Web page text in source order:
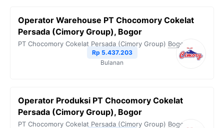
Operator Warehouse PT Chocomory Cokelat
Persada (Cimory Group), Bogor
PT Chocomory Cokelat Persada (Cimory Group) Bogor
Rp 5.437.203
Bulanan
Operator Produksi PT Chocomory Cokelat
Persada (Cimory Group), Bogor
PT Chocomory Cokelat Persada (Cimory Group) Bogor